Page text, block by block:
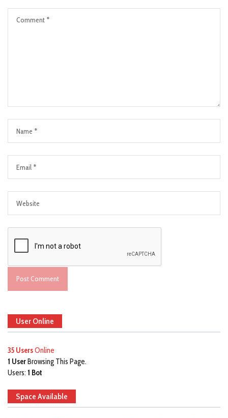
User Online
35 UsersOnline
1 User Browsing This Page.
Users: 1 Bot
Space Available